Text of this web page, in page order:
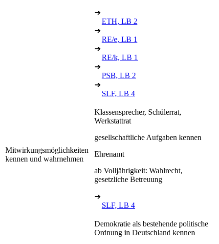
➔
ETH, LB 2
➔
RE/e, LB 1
➔
RE/k, LB 1
➔
PSB, LB 2
➔
SLF, LB 4
Mitwirkungsmöglichkeiten
kennen und wahrnehmen
Klassensprecher, Schülerrat,
Werkstattrat
gesellschaftliche Aufgaben kennen
Ehrenamt
ab Volljährigkeit: Wahlrecht,
gesetzliche Betreuung
➔
SLF, LB 4
Demokratie als bestehende politische
Ordnung in Deutschland kennen